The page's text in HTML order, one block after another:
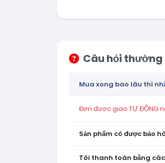
Câu hỏi thường
Mua xong bao lâu thì
Đơn được giao TỰ ĐỘNG
Sản phẩm có được bảo
Tôi thanh toán bằng